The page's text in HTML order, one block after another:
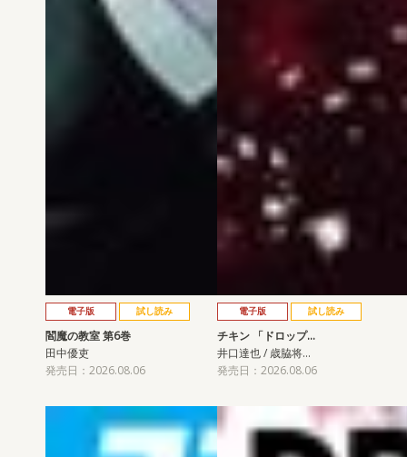
電子版 試し読み
閻魔の教室 第6巻
田中優吏
発売日：2026.08.06
電子版 試し読み
チキン 「ドロップ…
井口達也 / 歳脇将…
発売日：2026.08.06